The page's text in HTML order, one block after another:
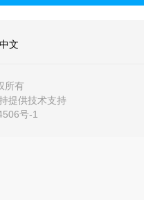
中文
所有
提供技术支持
号-1